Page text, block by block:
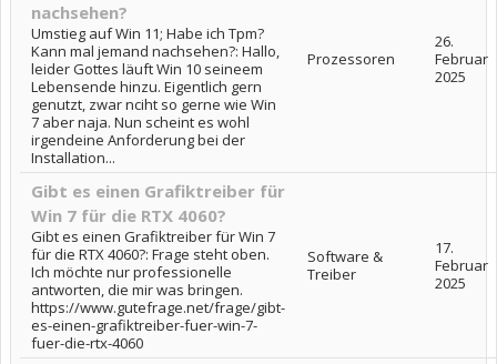
nachsehen?
Umstieg auf Win 11; Habe ich Tpm?
Kann mal jemand nachsehen?: Hallo,
leider Gottes läuft Win 10 seineem
Lebensende hinzu. Eigentlich gern
genutzt, zwar nciht so gerne wie Win
7 aber naja. Nun scheint es wohl
irgendeine Anforderung bei der
Installation...
Prozessoren
26.
Februar
2025
Gibt es einen Grafiktreiber für
Win 7 für die RTX 4060?
Gibt es einen Grafiktreiber für Win 7
für die RTX 4060?: Frage steht oben.
Ich möchte nur professionelle
antworten, die mir was bringen.
https://www.gutefrage.net/frage/gibt-
es-einen-grafiktreiber-fuer-win-7-
fuer-die-rtx-4060
Software &
Treiber
17.
Februar
2025